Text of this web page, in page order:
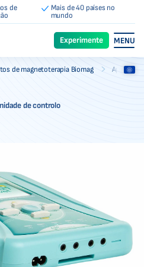
de
Mais de 40 países no
mundo
Experimente MENU
de magnetoterapia Biomag
de controlo